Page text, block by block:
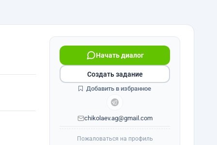
Начать диалог
chikolaev.ag@gmail.com
Создать задание
Добавить в избранное
Пожаловаться на профиль